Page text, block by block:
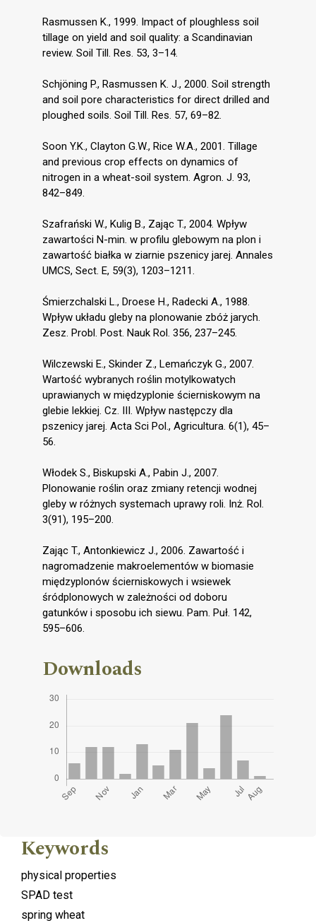
Rasmussen K., 1999. Impact of ploughless soil
tillage on yield and soil quality: a Scandinavian
review. Soil Till. Res. 53, 3–14.
Schjöning P., Rasmussen K. J., 2000. Soil strength
and soil pore characteristics for direct drilled and
ploughed soils. Soil Till. Res. 57, 69–82.
Soon Y.K., Clayton G.W., Rice W.A., 2001. Tillage
and previous crop effects on dynamics of
nitrogen in a wheat-soil system. Agron. J. 93,
842–849.
Szafrański W., Kulig B., Zając T., 2004. Wpływ
zawartości N-min. w profilu glebowym na plon i
zawartość białka w ziarnie pszenicy jarej. Annales
UMCS, Sect. E, 59(3), 1203–1211.
Śmierzchalski L., Droese H., Radecki A., 1988.
Wpływ układu gleby na plonowanie zbóż jarych.
Zesz. Probl. Post. Nauk Rol. 356, 237–245.
Wilczewski E., Skinder Z., Lemańczyk G., 2007.
Wartość wybranych roślin motylkowatych
uprawianych w międzyplonie ścierniskowym na
glebie lekkiej. Cz. III. Wpływ następczy dla
pszenicy jarej. Acta Sci Pol., Agricultura. 6(1), 45–
56.
Włodek S., Biskupski A., Pabin J., 2007.
Plonowanie roślin oraz zmiany retencji wodnej
gleby w różnych systemach uprawy roli. Inż. Rol.
3(91), 195–200.
Zając T., Antonkiewicz J., 2006. Zawartość i
nagromadzenie makroelementów w biomasie
międzyplonów ścierniskowych i wsiewek
śródplonowych w zależności od doboru
gatunków i sposobu ich siewu. Pam. Puł. 142,
595–606.
Downloads
Keywords
physical properties
SPAD test
spring wheat